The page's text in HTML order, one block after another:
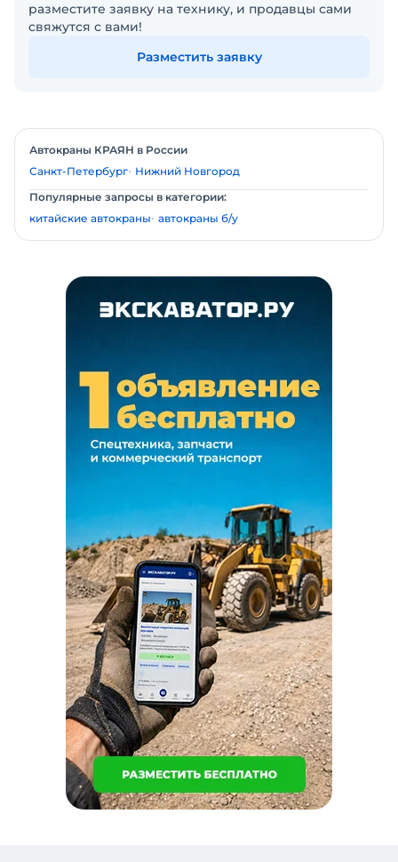
разместите заявку на технику, и продавцы сами
свяжутся с вами!
Разместить заявку
Автокраны КРАЯН в России
Санкт-Петербург Нижний Новгород
Популярные запросы в категории:
китайские автокраны автокраны б/у